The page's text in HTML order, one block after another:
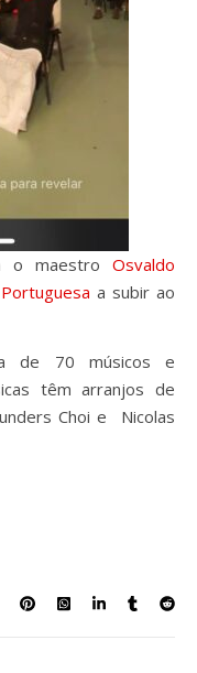
o maestro Osvaldo
a subir ao
de 70 músicos e
têm arranjos de
Choi e Nicolas